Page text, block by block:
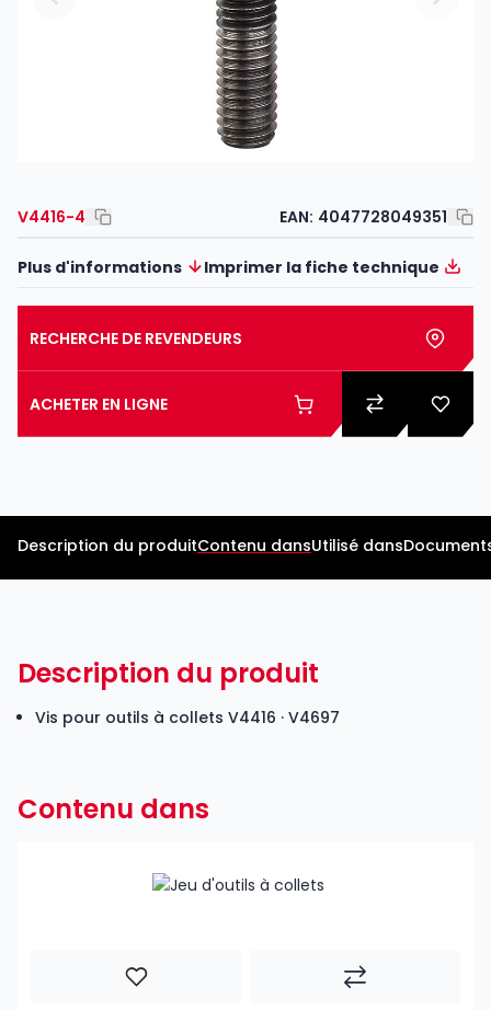
V4416-4 EAN: 4047728049351
Plus d'informations Imprimer la fiche technique
RECHERCHE DE REVENDEURS
ACHETER EN LIGNE
Description du produitContenu dansUtilisé dans
Description du produit
Vis pour outils à collets V4416 · V4697
Contenu dans